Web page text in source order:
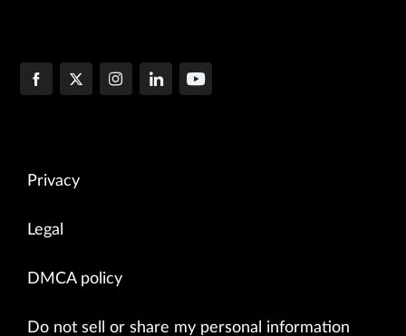
Privacy
Legal
DMCA policy
Do not sell or share my personal information